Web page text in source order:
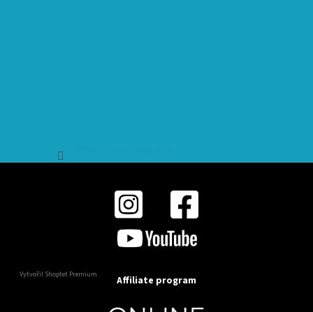
Vytvořil Shoptet Premium Affiliate program